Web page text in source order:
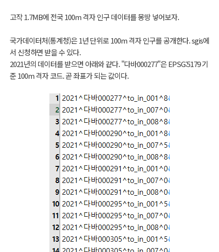
고작 1.7MB에 전국 100m 격자 인구 데이터를 몽땅 넣어보자.
국가데이터처(통계청)은 1년 단위로 100m 격자 인구를 공개한다. sgis에
서 신청하면 받을 수 있다.
2021년의 데이터를 받으면 아래와 같다. "다바000277"은 EPSG:5179 기
준 100m 격자 코드. 곧 좌표가 되는 값이다.